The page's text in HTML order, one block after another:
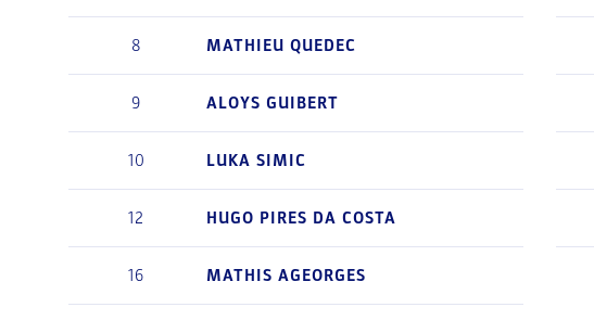
8 MATHIEU QUEDEC
9 ALOYS GUIBERT
10 LUKA SIMIC
12 HUGO PIRES DA COSTA
16 MATHIS AGEORGES